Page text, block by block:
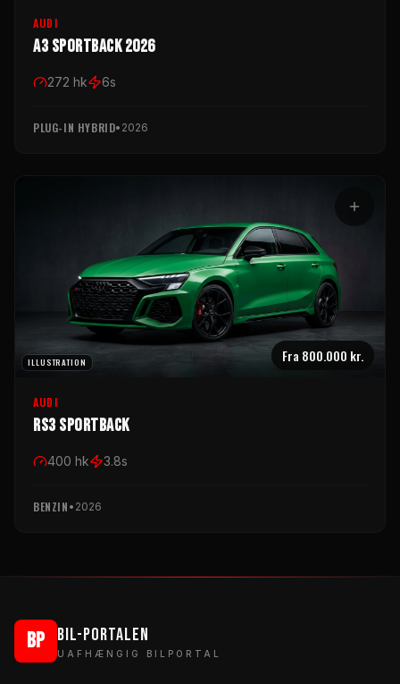
AUDI
A3 Sportback 2026
272 hk 6s
PLUG-IN HYBRID• 2026
ILLUSTRATION Fra 800.000 kr.
AUDI
RS3 Sportback
400 hk 3.8s
BENZIN • 2026
BP BIL-PORTALEN
UAFHÆNGIG BILPORTAL